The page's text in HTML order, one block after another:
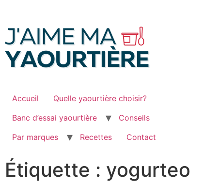
contenu
Accueil
Quelle yaourtière choisir?
Banc d’essai yaourtière
Conseils
Par marques
Recettes Contact
Étiquette : yogurteo